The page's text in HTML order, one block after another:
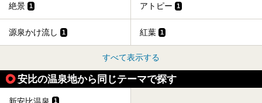
絶景 1 アトピー 1
源泉かけ流し 1 紅葉 1
すべて表示する
安比の温泉地から同じテーマで探す
1